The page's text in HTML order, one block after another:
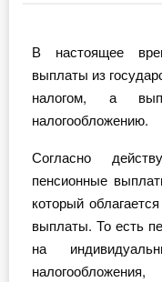
Практика ИП
Кадры. Труд.
Учет по отраслям
В настоящее
выплаты из
налогом, а
налогообложению.
Согласно
пенсионные
который
выплаты. То есть
на